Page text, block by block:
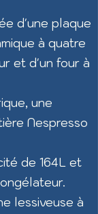
d'une plaque
à quatre
et d'un four à
une
Nespresso
de 164L et
lessiveuse à